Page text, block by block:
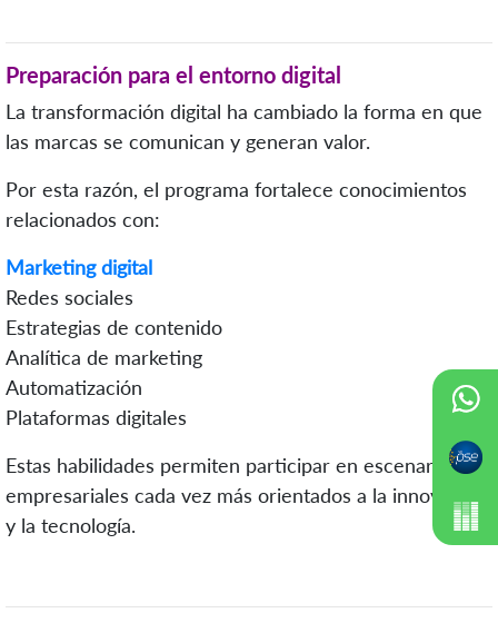
Preparación para el entorno digital
La transformación digital ha cambiado la forma en que
las marcas se comunican y generan valor.
Por esta razón, el programa fortalece conocimientos
relacionados con:
Marketing digital
Redes sociales
Estrategias de contenido
Analítica de marketing
Automatización
Plataformas digitales
Estas habilidades permiten participar en escenarios
empresariales cada vez más orientados a la innovación
y la tecnología.